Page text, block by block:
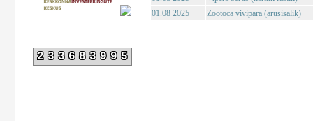
233683995
01.08 2025
Zootoca vivipara (arusisalik)